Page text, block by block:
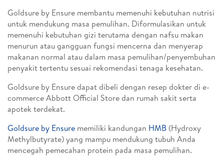
Goldsure by Ensure membantu memenuhi kebutuhan nutrisi
untuk mendukung masa pemulihan. Diformulasikan untuk
memenuhi kebutuhan gizi terutama dengan nafsu makan
menurun atau gangguan fungsi mencerna dan menyerap
makanan normal atau dalam masa pemulihan/penyembuhan
penyakit tertentu sesuai rekomendasi tenaga kesehatan.
Goldsure by Ensure dapat dibeli dengan resep dokter di e-
commerce Abbott Official Store dan rumah sakit serta
apotek terdekat.
Goldsure by Ensure memiliki kandungan HMB (Hydroxy
Methylbutyrate) yang mampu mendukung tubuh Anda
mencegah pemecahan protein pada masa pemulihan.